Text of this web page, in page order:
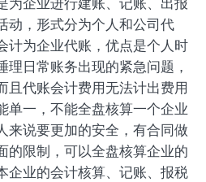
为企业进行建账、记账、出报
动，形式分为个人和公司代
计为企业代账，优点是个人时
理日常账务出现的紧急问题，
且代账会计费用无法计出费用
单一，不能全盘核算一个企业
来说要更加的安全，有合同做
的限制，可以全盘核算企业的
企业的会计核算、记账、报税